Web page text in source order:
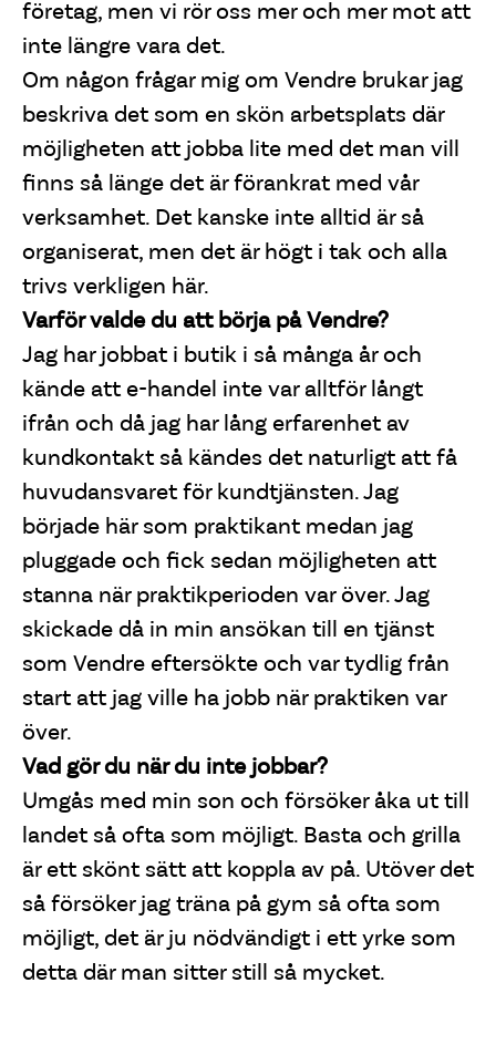
företag, men vi rör oss mer och mer mot att
inte längre vara det.
Om någon frågar mig om Vendre brukar jag
beskriva det som en skön arbetsplats där
möjligheten att jobba lite med det man vill
finns så länge det är förankrat med vår
verksamhet. Det kanske inte alltid är så
organiserat, men det är högt i tak och alla
trivs verkligen här.
Varför valde du att börja på Vendre?
Jag har jobbat i butik i så många år och
kände att e-handel inte var alltför långt
ifrån och då jag har lång erfarenhet av
kundkontakt så kändes det naturligt att få
huvudansvaret för kundtjänsten. Jag
började här som praktikant medan jag
pluggade och fick sedan möjligheten att
stanna när praktikperioden var över. Jag
skickade då in min ansökan till en tjänst
som Vendre eftersökte och var tydlig från
start att jag ville ha jobb när praktiken var
över.
Vad gör du när du inte jobbar?
Umgås med min son och försöker åka ut till
landet så ofta som möjligt. Basta och grilla
är ett skönt sätt att koppla av på. Utöver det
så försöker jag träna på gym så ofta som
möjligt, det är ju nödvändigt i ett yrke som
detta där man sitter still så mycket.